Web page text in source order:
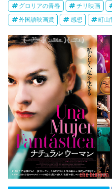
グロリアの青春 チリ映画
外国語映画賞 感想 町山